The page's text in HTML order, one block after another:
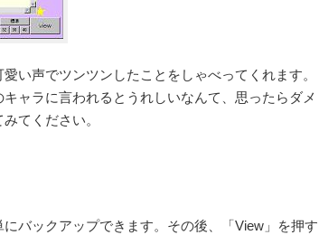
い声でツンツンしたことをしゃべってくれます。
ャラに言われるとうれしいなんて、思ったらダメ
てください。
バックアップできます。その後、「View」を押す